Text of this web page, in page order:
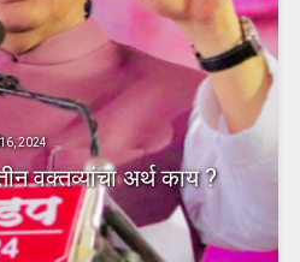
2024
वक्तव्यांचा अर्थ काय ?